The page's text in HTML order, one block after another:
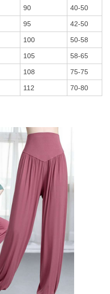
90 40-50
95 42-50
100 50-58
105 58-65
108 75-75
112 70-80